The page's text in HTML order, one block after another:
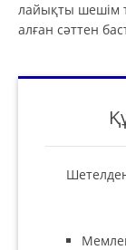
лайықты шешім
алған сәттен